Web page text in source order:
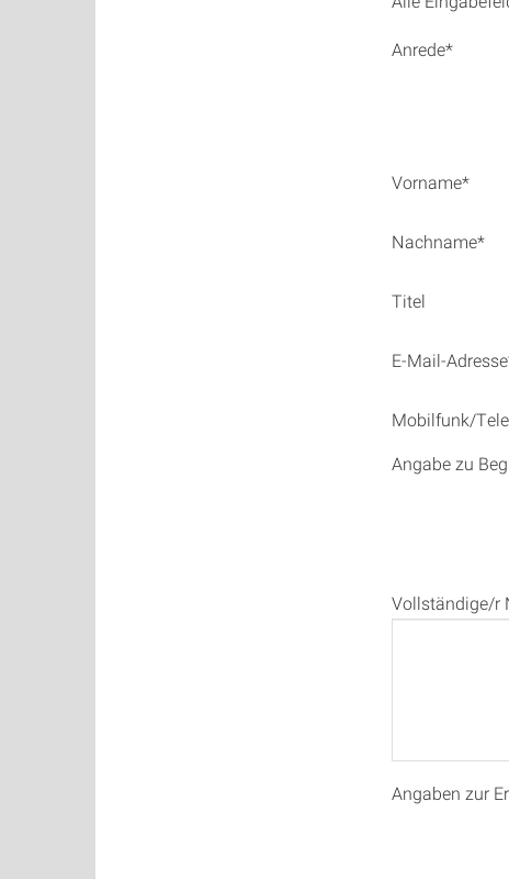
Anrede*
Vorname*
Nachname*
Titel
E-Mail-
Mobilfunk/
Angabe zu
Vollständige/r
Angaben zur